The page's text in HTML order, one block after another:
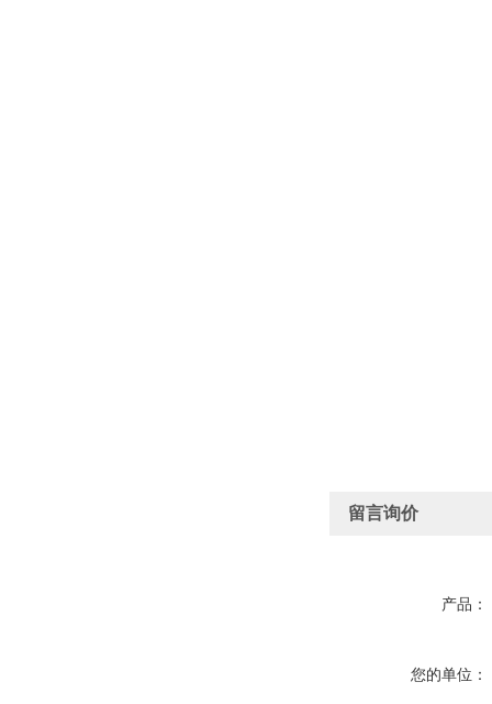
留言询价
产品：
您的单位：